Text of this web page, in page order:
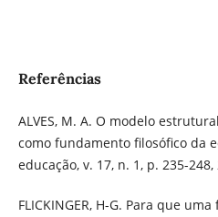
Referências
ALVES, M. A. O modelo
como fundamento filosófico da
educação, v. 17, n. 1, p. 235-248,
FLICKINGER, H-G. Para que